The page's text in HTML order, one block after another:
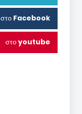
στο Facebook
στοyoutube